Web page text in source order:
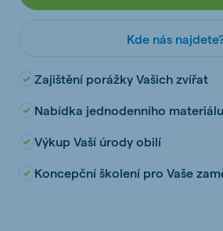
Kde nás
Zajištění porážky Vašich zvířat
Nabídka jednodenního materiálu
Výkup Vaší úrody obilí
Koncepční školení pro Vaše